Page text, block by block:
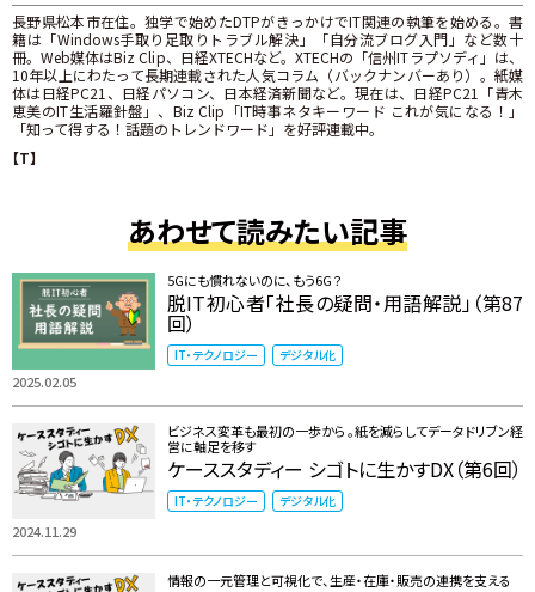
長野県松本市在住。独学で始めたDTPがきっかけでIT関連の執筆を始める。書
籍は「Windows手取り足取りトラブル解決」「自分流ブログ入門」など数十
冊。Web媒体はBiz Clip、日経XTECHなど。XTECHの「信州ITラプソディ」は、
10年以上にわたって長期連載された人気コラム（バックナンバーあり）。紙媒
体は日経PC21、日経パソコン、日本経済新聞など。現在は、日経PC21「青木
恵美のIT生活羅針盤」、Biz Clip「IT時事ネタキーワード これが気になる！」
「知って得する！話題のトレンドワード」を好評連載中。
【T】
あわせて読みたい記事
2025.02.05
5Gにも慣れないのに、もう6G？
脱IT初心者「社長の疑問・用語解説」（第87
回）
IT・テクノロジー デジタル化
2024.11.29
ビジネス変革も最初の一歩から。紙を減らしてデータドリブン経
営に軸足を移す
ケーススタディー シゴトに生かすDX（第6回）
IT・テクノロジー デジタル化
情報の一元管理と可視化で、生産・在庫・販売の連携を支える